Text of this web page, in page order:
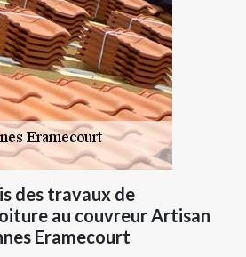
des travaux de
au couvreur Artisan
Eramecourt